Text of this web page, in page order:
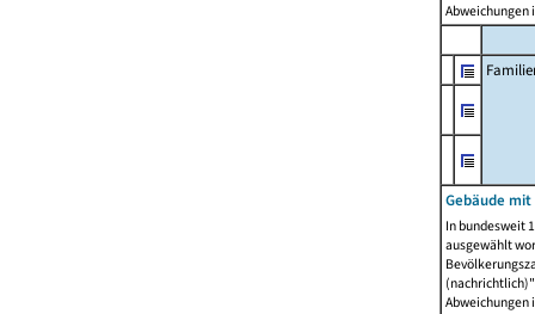
Abweichungen
Gebäude
In bundesweit
ausgewählt
Abweichungen